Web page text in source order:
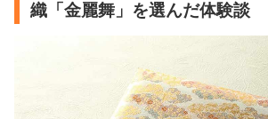
織「金麗舞」を選んだ体験談